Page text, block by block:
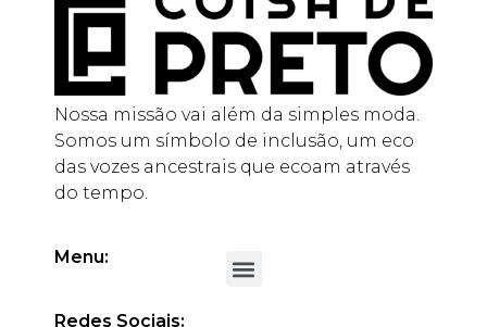
Nossa missão vai além da simples moda.
Somos um símbolo de inclusão, um eco
das vozes ancestrais que ecoam através
do tempo.
Menu:
Redes Sociais: